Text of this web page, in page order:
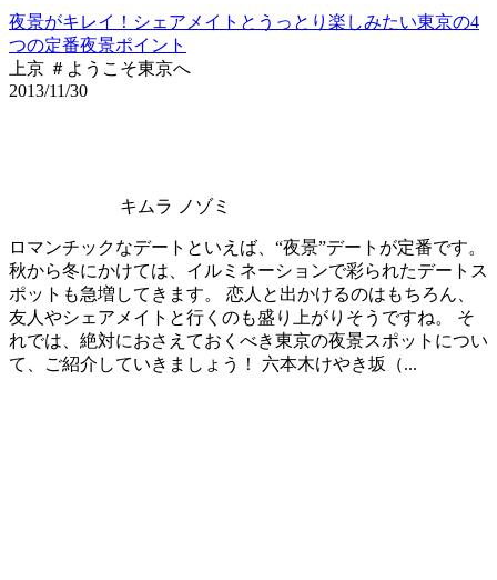
夜景がキレイ！シェアメイトとうっとり楽しみたい東京の4
つの定番夜景ポイント
上京 ＃ようこそ東京へ
2013/11/30
キムラ ノゾミ
ロマンチックなデートといえば、“夜景”デートが定番です。
秋から冬にかけては、イルミネーションで彩られたデートス
ポットも急増してきます。 恋人と出かけるのはもちろん、
友人やシェアメイトと行くのも盛り上がりそうですね。 そ
れでは、絶対におさえておくべき東京の夜景スポットについ
て、ご紹介していきましょう！ 六本木けやき坂（...